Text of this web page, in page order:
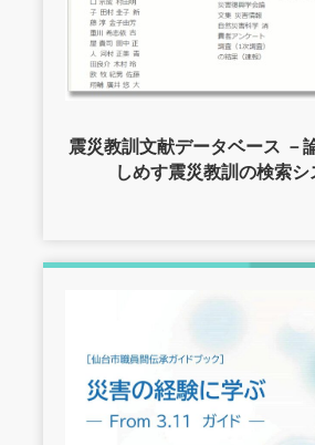
震災教訓文献データベース －
しめす震災教訓の検索シ